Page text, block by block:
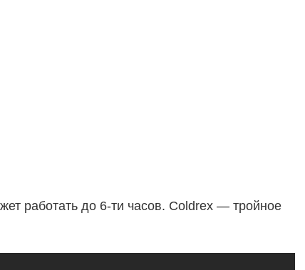
работать до 6-ти часов. Coldrex — тройное